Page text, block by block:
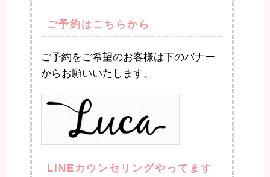
ご予約はこちらから
ご予約をご希望のお客様は下のバナー
からお願いいたします。
LINEカウンセリングやってます